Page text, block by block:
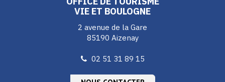
VIE ET BOULOGNE
2 avenue de la Gare
85190 Aizenay
02 51 31 89 15